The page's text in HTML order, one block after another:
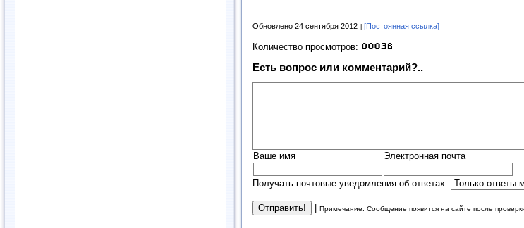
Обновлено 24 сентября 2012 [Постоянная ссылка]
Количество просмотров:
Есть вопрос или комментарий?..
Ваше имя Электронная почта
Получать почтовые уведомления об ответах:
Примечание. Сообщение появится на сайте после